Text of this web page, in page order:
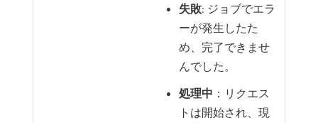
失敗: ジョブでエラ
ーが発生したた
め、完了できませ
んでした。
処理中 ：リクエス
トは開始され、現